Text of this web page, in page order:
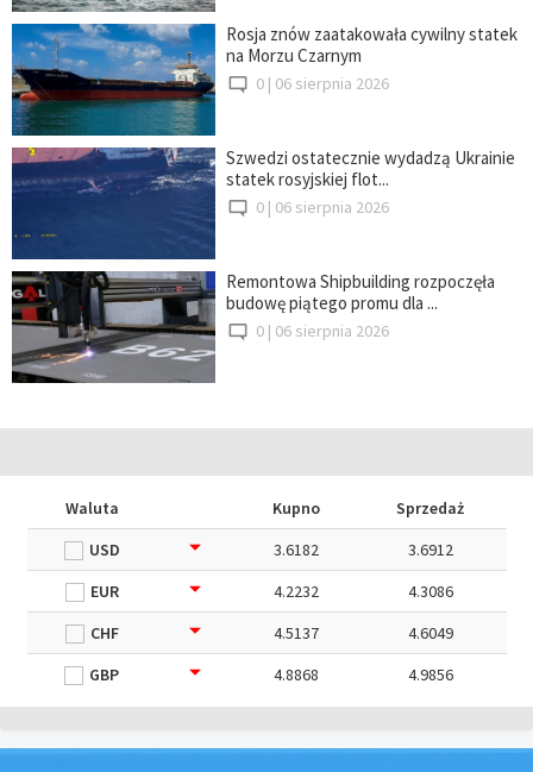
Rosja znów zaatakowała cywilny statek
na Morzu Czarnym
0 | 06 sierpnia 2026
Szwedzi ostatecznie wydadzą Ukrainie
statek rosyjskiej flot...
0 | 06 sierpnia 2026
Remontowa Shipbuilding rozpoczęła
budowę piątego promu dla ...
0 | 06 sierpnia 2026
Waluta Kupno
Sprzedaż
USD
3.6182
3.6912
EUR
4.2232
4.3086
CHF
4.5137
4.6049
GBP
4.8868 4.9856